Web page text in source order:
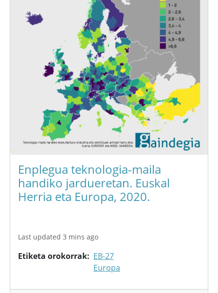
Enplegua teknologia-maila
handiko jardueretan. Euskal
Herria eta Europa, 2020.
Last updated 3 mins ago
Etiketa orokorrak
EB-27
Europa